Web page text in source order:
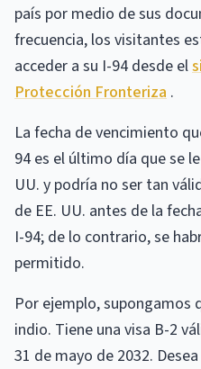
país por medio de sus
frecuencia, los visitantes
acceder a su I-94 desde el
Protección Fronteriza .
La fecha de vencimiento
94 es el último día que se
UU. y podría no ser tan
de EE. UU. antes de la
I-94; de lo contrario, se
permitido.
Por ejemplo, supongamos
indio. Tiene una visa B-2
31 de mayo de 2032.